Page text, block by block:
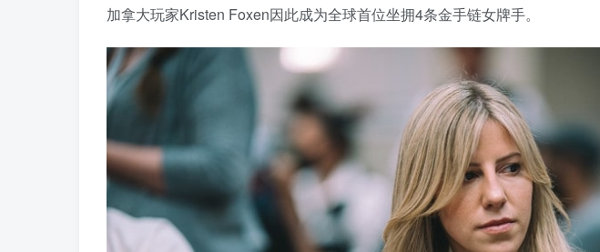
加拿大玩家Kristen Foxen因此成为全球首位坐拥4条金手链女牌手。